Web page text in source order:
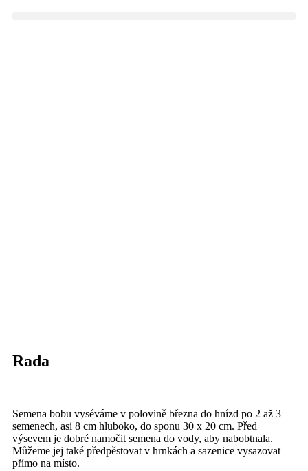
Rada
Semena bobu vyséváme v polovině března do hnízd po 2 až 3
semenech, asi 8 cm hluboko, do sponu 30 x 20 cm. Před
výsevem je dobré namočit semena do vody, aby nabobtnala.
Můžeme jej také předpěstovat v hrnkách a sazenice vysazovat
přímo na místo.